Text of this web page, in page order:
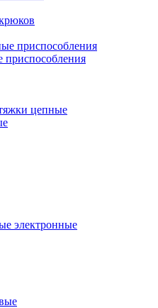
приспособления
цепные
электронные